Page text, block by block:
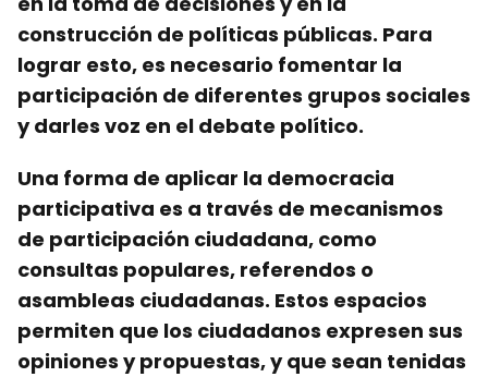
construcción de políticas públicas. Para
lograr esto, es necesario fomentar la
participación de diferentes grupos sociales
y darles voz en el debate político.
Una forma de aplicar la democracia
participativa es a través de mecanismos
de participación ciudadana, como
consultas populares, referendos o
asambleas ciudadanas. Estos espacios
permiten que los ciudadanos expresen sus
opiniones y propuestas, y que sean tenidas